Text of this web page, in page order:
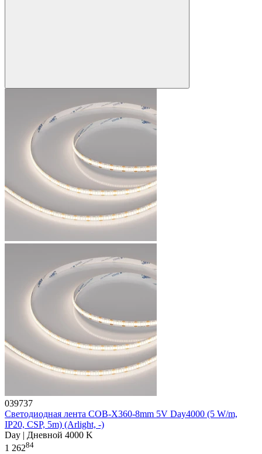
039737
Светодиодная лента COB-X360-8mm 5V Day4000 (5 W/m,
IP20, CSP, 5m) (Arlight, -)
Day | Дневной 4000 K
1 26284